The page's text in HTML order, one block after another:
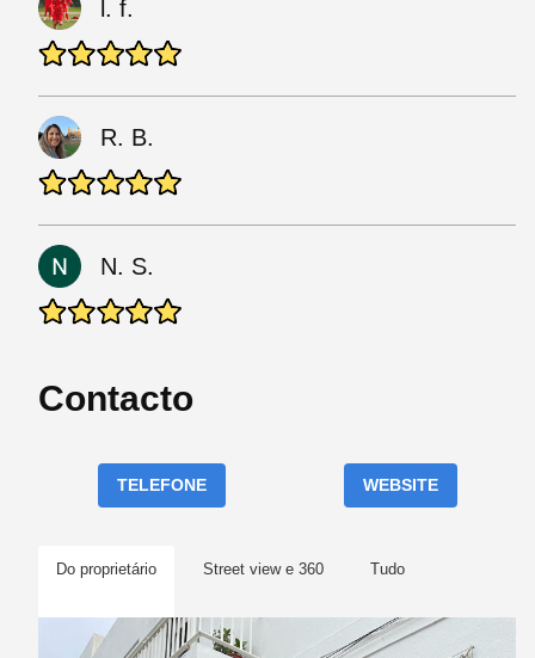
l. f.
R. B.
N. S.
Contacto
TELEFONE WEBSITE
Do proprietário Street view e 360 Tudo